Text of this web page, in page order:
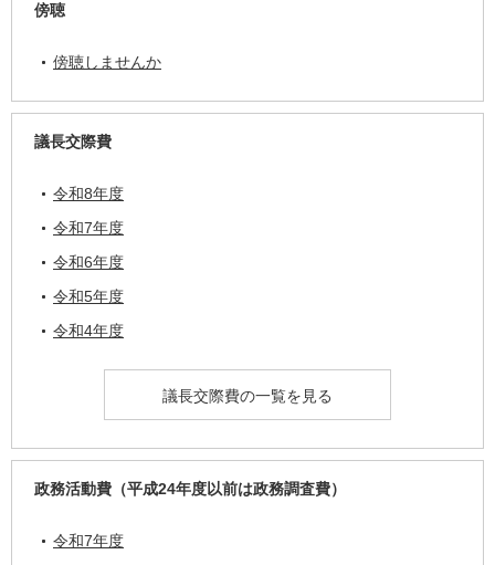
傍聴
傍聴しませんか
議長交際費
令和8年度
令和7年度
令和6年度
令和5年度
令和4年度
議長交際費の一覧を見る
政務活動費（平成24年度以前は政務調査費）
令和7年度